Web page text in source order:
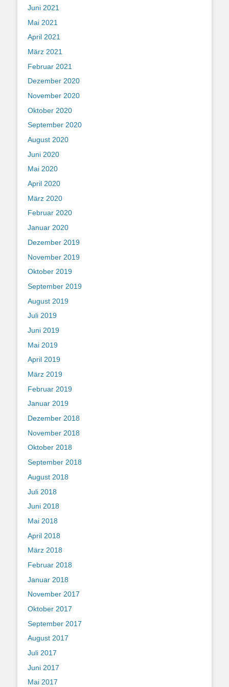
Juni 2021
Mai 2021
April 2021
März 2021
Februar 2021
Dezember 2020
November 2020
Oktober 2020
September 2020
August 2020
Juni 2020
Mai 2020
April 2020
März 2020
Februar 2020
Januar 2020
Dezember 2019
November 2019
Oktober 2019
September 2019
August 2019
Juli 2019
Juni 2019
Mai 2019
April 2019
März 2019
Februar 2019
Januar 2019
Dezember 2018
November 2018
Oktober 2018
September 2018
August 2018
Juli 2018
Juni 2018
Mai 2018
April 2018
März 2018
Februar 2018
Januar 2018
November 2017
Oktober 2017
September 2017
August 2017
Juli 2017
Juni 2017
Mai 2017